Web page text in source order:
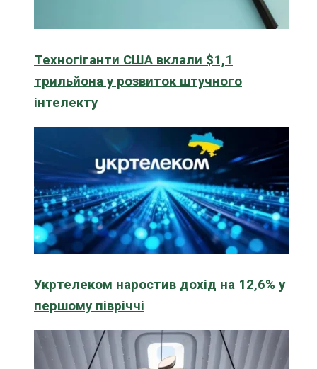
Техногіганти США вклали $1,1
трильйона у розвиток штучного
інтелекту
Укртелеком наростив дохід на 12,6% у
першому півріччі